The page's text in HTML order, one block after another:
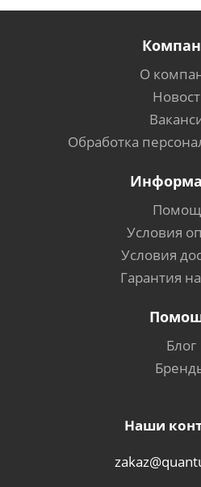
О
Обработка
Условия
Условия
Гарантия
Блог
Наши